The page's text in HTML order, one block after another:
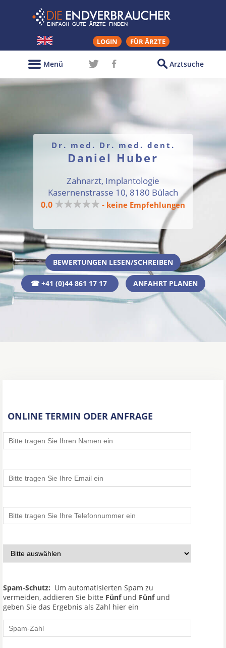
LOGIN FÜR ÄRZTE
Arztsuche
Menü
Dr. med. Dr. med. dent.
Daniel Huber
Zahnarzt, Implantologie
Kasernenstrasse 10, 8180 Bülach
0.0 ★★★★★ - keine Empfehlungen
BEWERTUNGEN LESEN/SCHREIBEN
☎ +41 (0)44 861 17 17 ANFAHRT PLANEN
ONLINE TERMIN ODER ANFRAGE
Spam-Schutz: Um automatisierten Spam zu
vermeiden, addieren Sie bitte Fünfund Fünfund
geben Sie das Ergebnis als Zahl hier ein